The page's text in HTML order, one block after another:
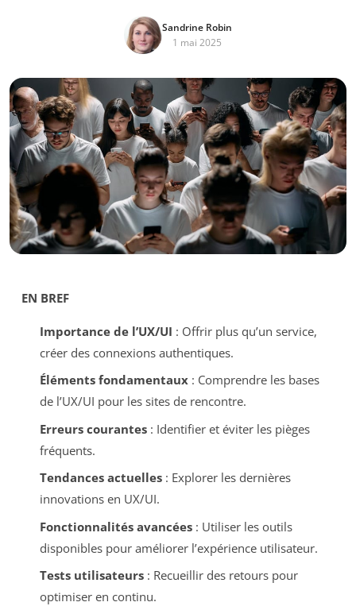
Sandrine Robin
1 mai 2025
EN BREF
Importance de l’UX/UI : Offrir plus qu’un service,
créer des connexions authentiques.
Éléments fondamentaux: Comprendre les bases
de l’UX/UI pour les sites de rencontre.
Erreurs courantes: Identifier et éviter les pièges
fréquents.
Tendances actuelles: Explorer les dernières
innovations en UX/UI.
Fonctionnalités avancées: Utiliser les outils
disponibles pour améliorer l’expérience utilisateur.
Tests utilisateurs: Recueillir des retours pour
optimiser en continu.